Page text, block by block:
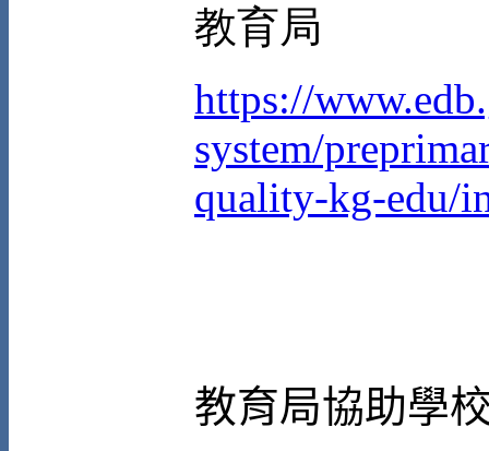
教育局
https://
system/
quality-kg-edu/
教育局協助學